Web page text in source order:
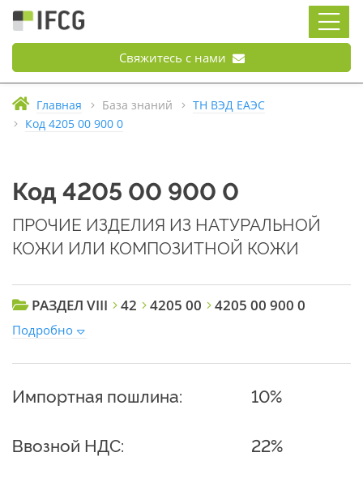
Свяжитесь с нами
Главная База знаний
ТН ВЭД ЕАЭС
Код 4205 00 900 0
Код 4205 00 900 0
ПРОЧИЕ ИЗДЕЛИЯ ИЗ НАТУРАЛЬНОЙ
КОЖИ ИЛИ КОМПОЗИТНОЙ КОЖИ
РАЗДЕЛ VIII 42 4205 00 4205 00 900 0
Подробно
Импортная пошлина: 10%
Ввозной НДС: 22%